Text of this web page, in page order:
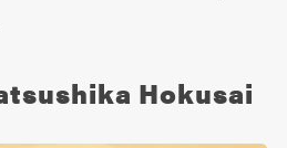
Hokusai